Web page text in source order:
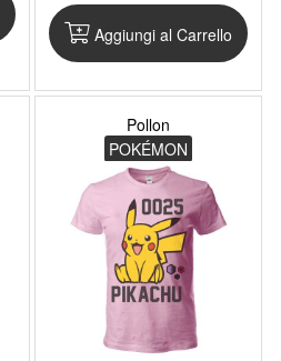
Aggiungi al Carrello
Pollon
POKÉMON